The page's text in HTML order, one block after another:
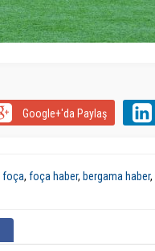
Google+'da Paylaş
foça, foça haber, bergama haber,